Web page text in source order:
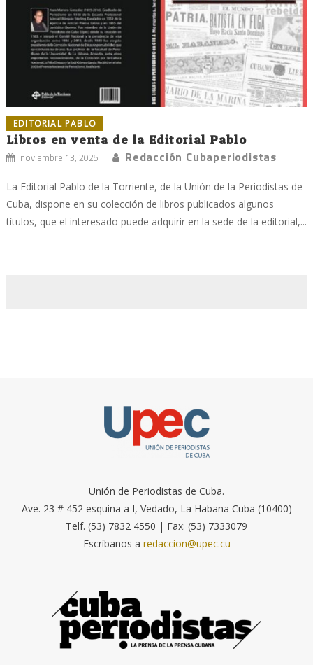
EDITORIAL PABLO
Libros en venta de la Editorial Pablo
noviembre 13, 2025 Redacción Cubaperiodistas
La Editorial Pablo de la Torriente, de la Unión de la Periodistas de
Cuba, dispone en su colección de libros publicados algunos
títulos, que el interesado puede adquirir en la sede de la editorial,...
Unión de Periodistas de Cuba.
Ave. 23 # 452 esquina a I, Vedado, La Habana Cuba (10400)
Telf. (53) 7832 4550 | Fax: (53) 7333079
Escríbanos a redaccion@upec.cu